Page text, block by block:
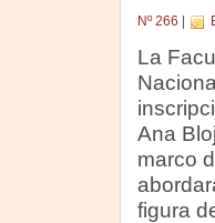
Nº 266
La
Ana
marco
figura